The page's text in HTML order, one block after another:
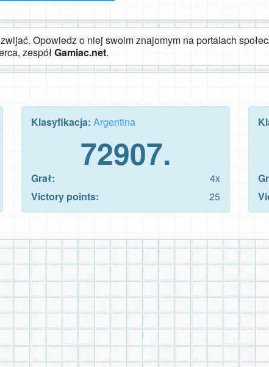
Opowiedz o niej swoim znajomym na portalach
zespółGamiac.net.
Klasyfikacja: Argentina
72907.
Grał:
4x
Victory points:
25